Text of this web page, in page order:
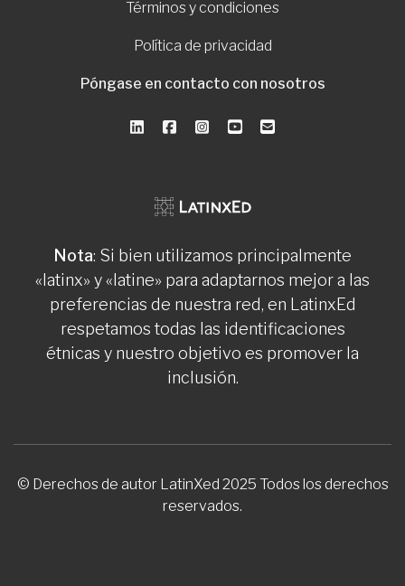
Nota: Si bien utilizamos principalmente
«latinx» y «latine» para adaptarnos mejor a las
preferencias de nuestra red, en LatinxEd
respetamos todas las identificaciones
étnicas y nuestro objetivo es promover la
inclusión.
Términos y condiciones
Política de privacidad
Póngase en contacto con nosotros
© Derechos de autor LatinXed 2025 Todos los derechos
reservados.